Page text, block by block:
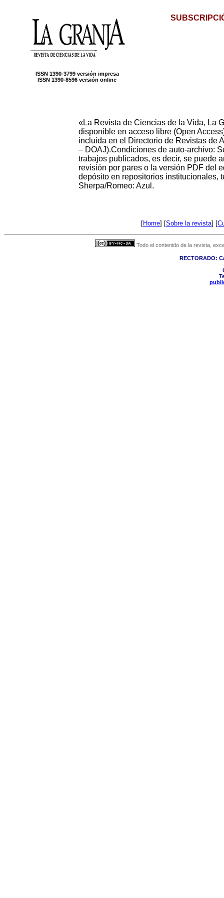
ISSN 1390-3799 versión impresa
ISSN 1390-8596 versión online
«La Revista de Ciencias de la Vida, La
disponible en acceso libre (Open
incluida en el Directorio de Revistas de
– DOAJ).Condiciones de auto-archivo:
trabajos publicados, es decir, se puede
revisión por pares o la versión PDF del
depósito en repositorios institucionales,
Sherpa/Romeo: Azul.
[Home] [Sobre la revista] [
Todo el contenido de la revista,
RECTORADO: